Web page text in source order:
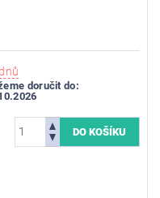
doručit do: